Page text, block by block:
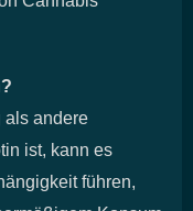
als andere
ist, kann es
führen,